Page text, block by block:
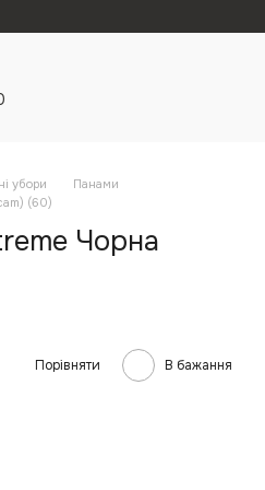
убори
Панами
(60)
Чорна
Порівняти В бажання